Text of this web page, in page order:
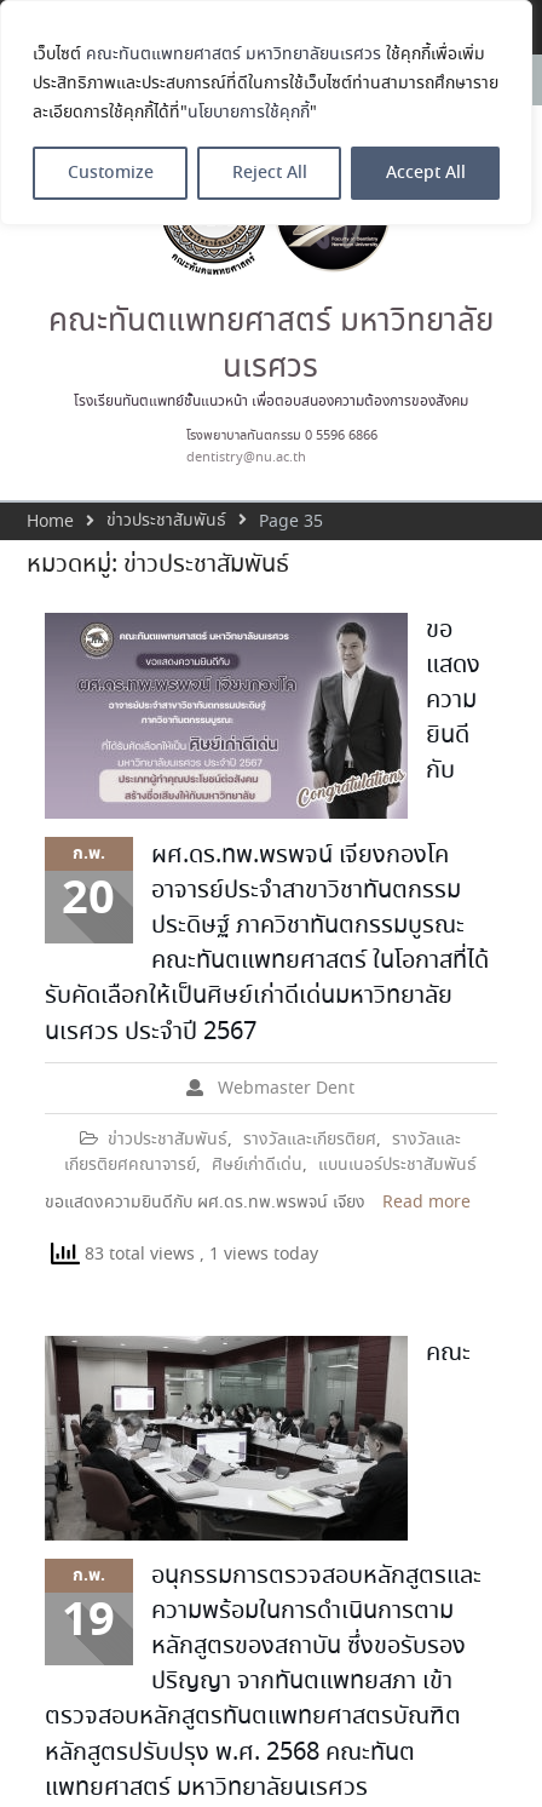
เว็บไซต์ คณะทันตแพทยศาสตร์ มหาวิทยาลัยนเรศวร ใช้คุกกี้เพื่อเพิ่ม
ประสิทธิภาพและประสบการณ์ที่ดีในการใช้เว็บไซต์ท่านสามารถศึกษาราย
ละเอียดการใช้คุกกี้ได้ที่"นโยบายการใช้คุกกี้"
Customize Reject All Accept All
News:
คณะทันตแพทยศาสตร์
มหาวิทยาลัยนเรศวร ร่วมออกบูธ
ประชาสัมพันธ์ หลักสูตรทันตแพทย
ประกาศนียบัตรผู้ช่วยทันตแพทย์
ในโครงการ Open House 2026
ตน ค้นหาตัวเอง
ประกาศคณะทันตแพทยศาสตร์
มหาวิทยาลัยนเรศวร เรื่อง ผู้ผ่าน
การสอบแข่งขันเข้าเป็นพนักงาน
ราชการ (เงินรายได้) ตำแหน่ง ผู้
ประมวลภาพบรรยากาศกิจกรรม
Dent Connect Board Game
2569 ณ คณะทันแพทยศาสตร์
คณะทันตแพทยศาสตร์ มหาวิทยาลัย
นเรศวร
โรงเรียนทันตแพทย์ชั้นแนวหน้า เพื่อตอบสนองความต้องการของสังคม
โรงพยาบาลทันตกรรม 0 5596 6866
dentistry@nu.ac.th
Home ข่าวประชาสัมพันธ์ Page 35
หมวดหมู่: ข่าวประชาสัมพันธ์
ก.พ.
20
ขอ
แสดง
ความ
ยินดี
กับ
ผศ.ดร.ทพ.พรพจน์ เจียงกองโค
อาจารย์ประจำสาขาวิชาทันตกรรม
ประดิษฐ์ ภาควิชาทันตกรรมบูรณะ
คณะทันตแพทยศาสตร์ ในโอกาสที่ได้
รับคัดเลือกให้เป็นศิษย์เก่าดีเด่นมหาวิทยาลัย
นเรศวร ประจำปี 2567
Webmaster Dent
ข่าวประชาสัมพันธ์, รางวัลและเกียรติยศ, รางวัลและ
เกียรติยศคณาจารย์, ศิษย์เก่าดีเด่น, แบนเนอร์ประชาสัมพันธ์
ขอแสดงความยินดีกับ ผศ.ดร.ทพ.พรพจน์ เจียง
Read more
83 total views , 1 views today
ก.พ.
19
คณะ
อนุกรรมการตรวจสอบหลักสูตรและ
ความพร้อมในการดำเนินการตาม
หลักสูตรของสถาบัน ซึ่งขอรับรอง
ปริญญา จากทันตแพทยสภา เข้า
ตรวจสอบหลักสูตรทันตแพทยศาสตรบัณฑิต
หลักสูตรปรับปรุง พ.ศ. 2568 คณะทันต
แพทยศาสตร์ มหาวิทยาลัยนเรศวร